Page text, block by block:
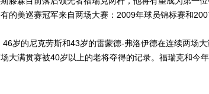
的美巡赛冠军来自两场大赛：2009年球员锦标赛和
的尼克劳斯和43岁的雷蒙德-弗洛伊德在连续两场大
大满贯赛被40岁以上的老将夺得的记录。福瑞克和今